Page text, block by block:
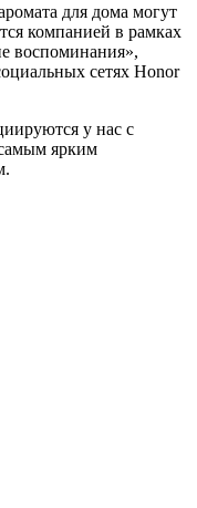
для дома могут
компанией в рамках
воспоминания»,
сетях Honor
у нас с
ярким